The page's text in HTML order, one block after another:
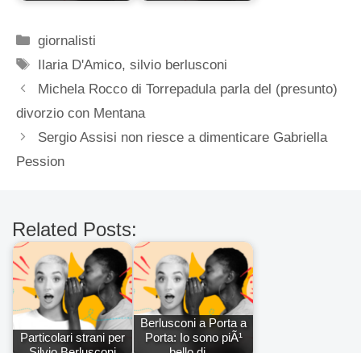
Categorie
giornalisti
Tag
Ilaria D'Amico,silvio berlusconi
Michela Rocco di Torrepadula parla del (presunto)
divorzio con Mentana
Sergio Assisi non riesce a dimenticare Gabriella
Pession
Related Posts:
Particolari strani per
Berlusconi a Porta a
Porta: Io sono piÃ¹